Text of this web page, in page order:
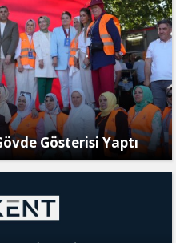
Gösterisi Yaptı